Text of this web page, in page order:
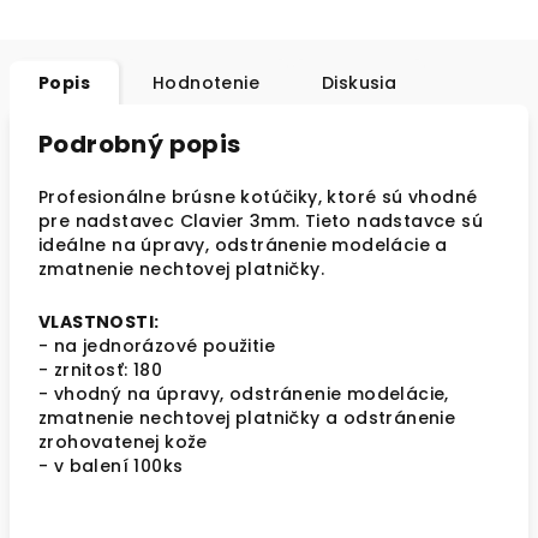
Popis Hodnotenie Diskusia
Podrobný popis
Profesionálne brúsne kotúčiky, ktoré sú vhodné
pre nadstavec Clavier 3mm. Tieto nadstavce sú
ideálne na úpravy, odstránenie modelácie a
zmatnenie nechtovej platničky.
VLASTNOSTI:
- na jednorázové použitie
- zrnitosť: 180
- vhodný na úpravy, odstránenie modelácie,
zmatnenie nechtovej platničky a odstránenie
zrohovatenej kože
- v balení 100ks